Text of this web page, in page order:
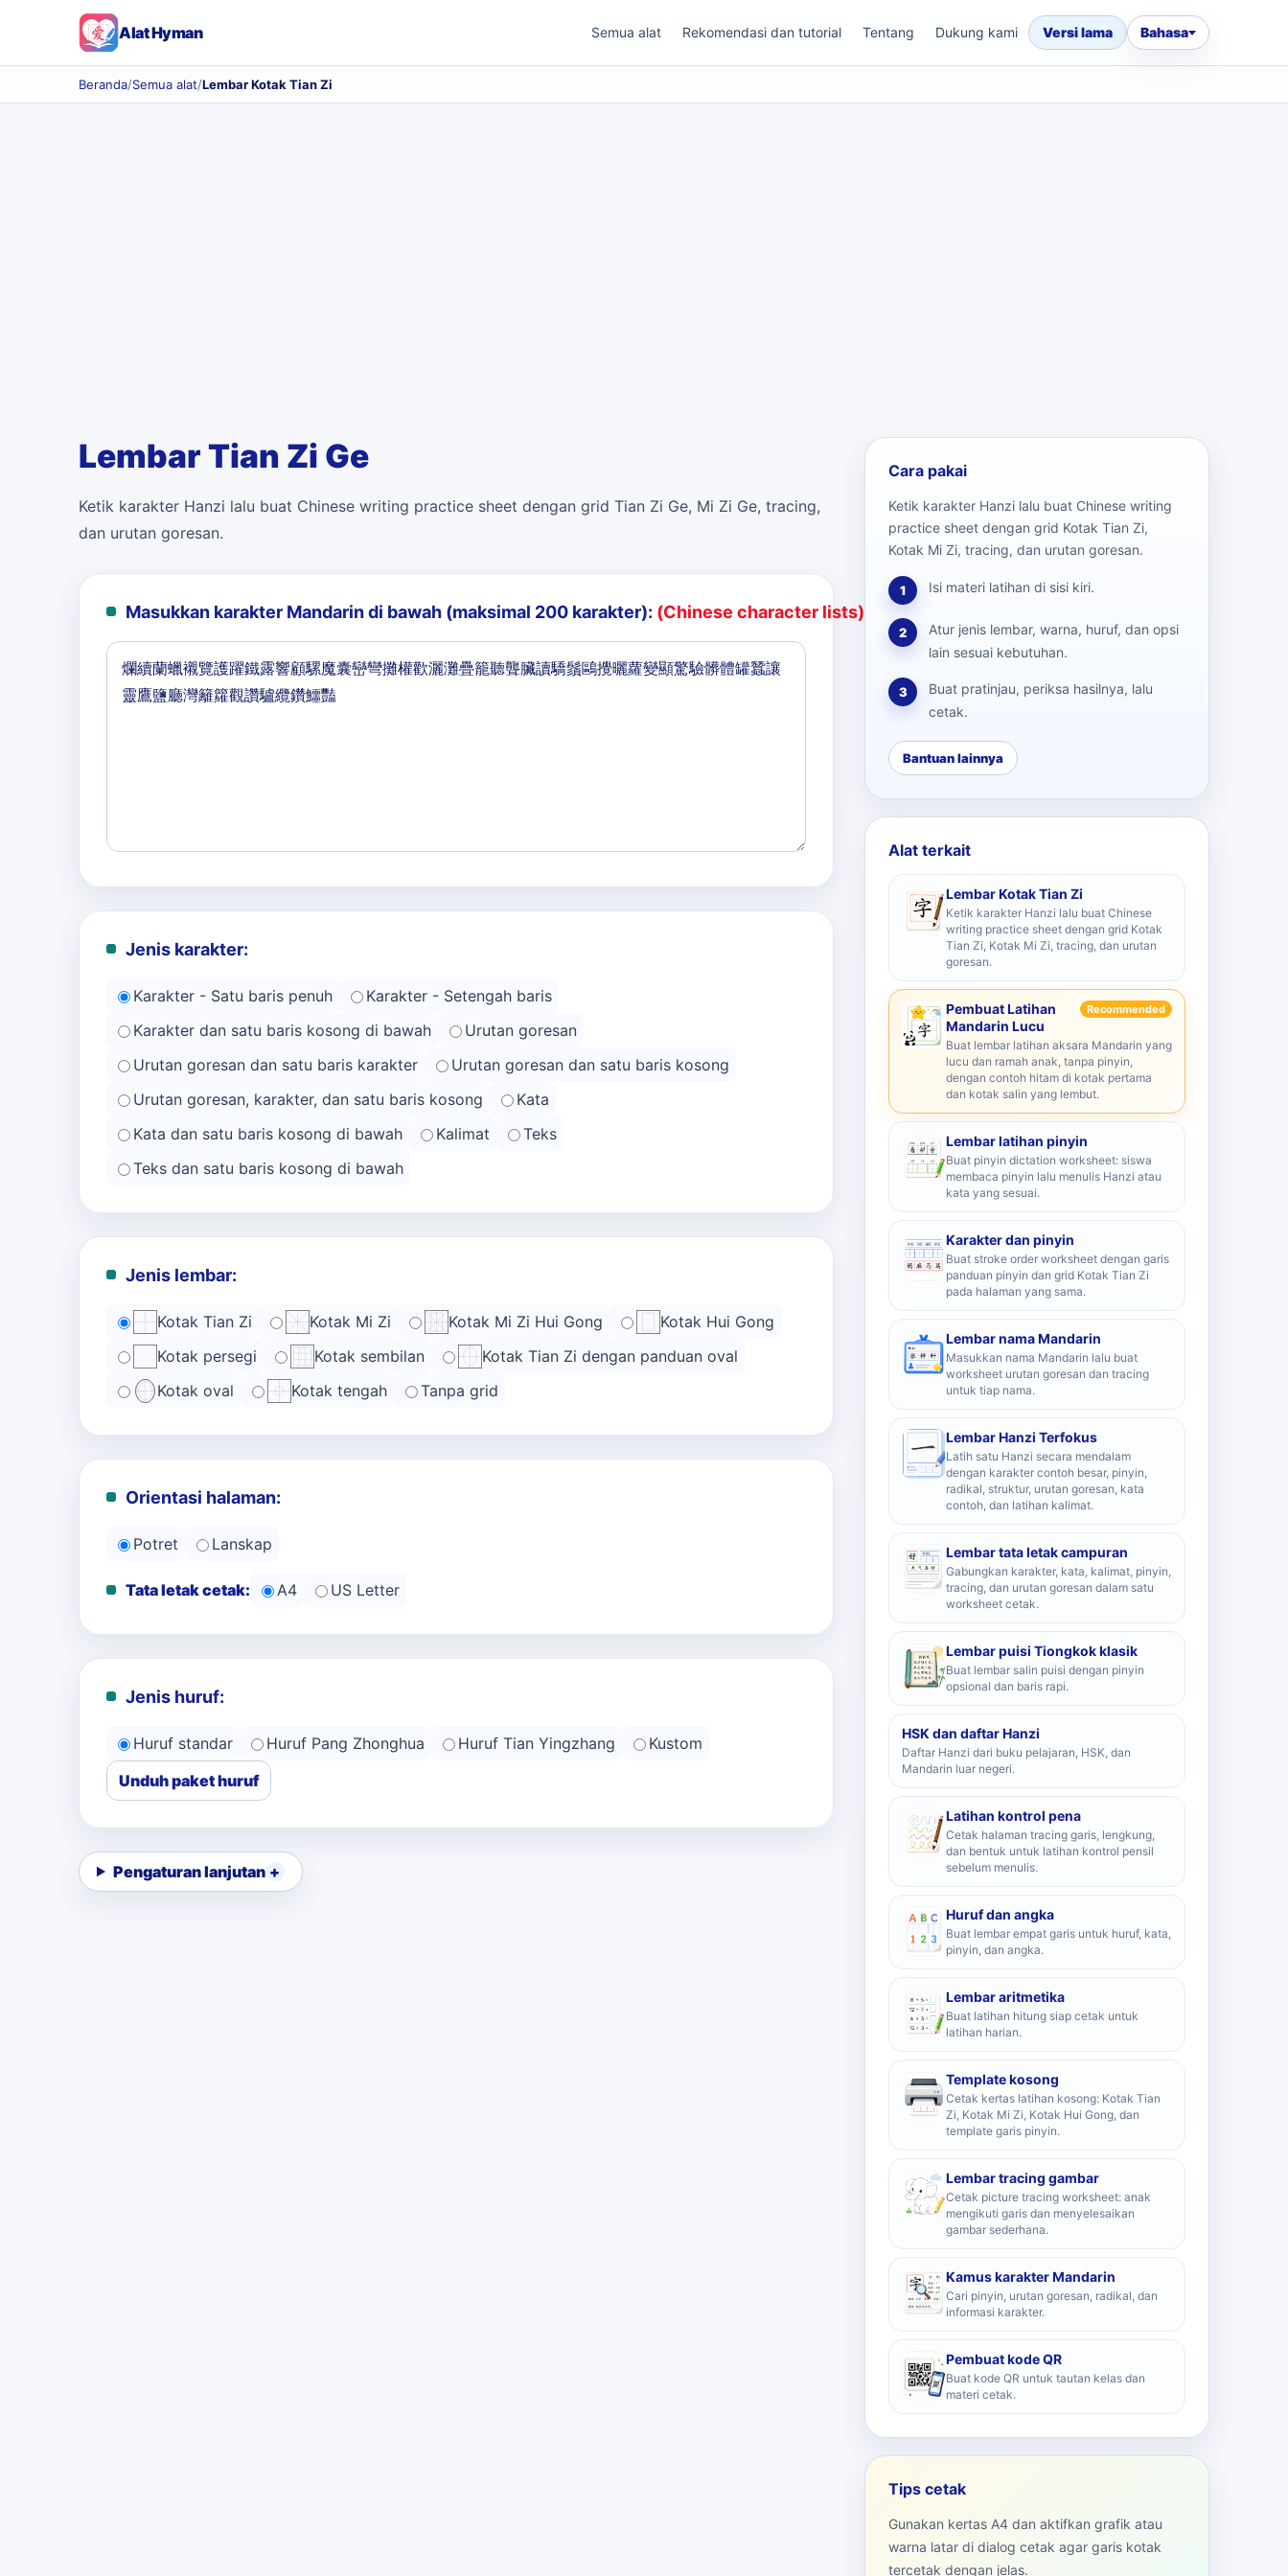
Alat Hyman Semua alat Rekomendasi dan tutorial Tentang Dukung kami Versi lama Bahasa
Beranda/Semua alat/Lembar Kotak Tian Zi
Lembar Tian Zi Ge
Ketik karakter Hanzi lalu buat Chinese writing practice sheet dengan grid Tian Zi Ge, Mi Zi Ge, tracing,
dan urutan goresan.
Masukkan karakter Mandarin di bawah (maksimal 200 karakter): (Chinese character lists)
Jenis karakter:
Karakter - Satu baris penuh
Karakter - Setengah baris
Karakter dan satu baris kosong di bawah
Urutan goresan
Urutan goresan dan satu baris karakter
Urutan goresan dan satu baris kosong
Urutan goresan, karakter, dan satu baris kosong
Kata
Kata dan satu baris kosong di bawah
Kalimat
Teks
Teks dan satu baris kosong di bawah
Jenis lembar:
Kotak Tian Zi Kotak Mi Zi Kotak Mi Zi Hui Gong
Kotak Hui Gong
Kotak persegi
Kotak sembilan
Kotak Tian Zi dengan panduan oval
Kotak oval
Kotak tengah Tanpa grid
Orientasi halaman:
Potret Lanskap
Tata letak cetak: A4 US Letter
Jenis huruf:
Huruf standar Huruf Pang Zhonghua Huruf Tian Yingzhang
Kustom
Unduh paket huruf
Pengaturan lanjutan
Cara pakai
Ketik karakter Hanzi lalu buat Chinese writing
practice sheet dengan grid Kotak Tian Zi,
Kotak Mi Zi, tracing, dan urutan goresan.
1 Isi materi latihan di sisi kiri.
2
Atur jenis lembar, warna, huruf, dan opsi
lain sesuai kebutuhan.
3
Buat pratinjau, periksa hasilnya, lalu
cetak.
Bantuan lainnya
Alat terkait
Lembar Kotak Tian Zi
Ketik karakter Hanzi lalu buat Chinese
writing practice sheet dengan grid Kotak
Tian Zi, Kotak Mi Zi, tracing, dan urutan
goresan.
Pembuat Latihan
Mandarin Lucu
Recommended
Buat lembar latihan aksara Mandarin yang
lucu dan ramah anak, tanpa pinyin,
dengan contoh hitam di kotak pertama
dan kotak salin yang lembut.
Lembar latihan pinyin
Buat pinyin dictation worksheet: siswa
membaca pinyin lalu menulis Hanzi atau
kata yang sesuai.
Karakter dan pinyin
Buat stroke order worksheet dengan garis
panduan pinyin dan grid Kotak Tian Zi
pada halaman yang sama.
Lembar nama Mandarin
Masukkan nama Mandarin lalu buat
worksheet urutan goresan dan tracing
untuk tiap nama.
Lembar Hanzi Terfokus
Latih satu Hanzi secara mendalam
dengan karakter contoh besar, pinyin,
radikal, struktur, urutan goresan, kata
contoh, dan latihan kalimat.
Lembar tata letak campuran
Gabungkan karakter, kata, kalimat, pinyin,
tracing, dan urutan goresan dalam satu
worksheet cetak.
Lembar puisi Tiongkok klasik
Buat lembar salin puisi dengan pinyin
opsional dan baris rapi.
HSK dan daftar Hanzi
Daftar Hanzi dari buku pelajaran, HSK, dan
Mandarin luar negeri.
Latihan kontrol pena
Cetak halaman tracing garis, lengkung,
dan bentuk untuk latihan kontrol pensil
sebelum menulis.
Huruf dan angka
Buat lembar empat garis untuk huruf, kata,
pinyin, dan angka.
Lembar aritmetika
Buat latihan hitung siap cetak untuk
latihan harian.
Template kosong
Cetak kertas latihan kosong: Kotak Tian
Zi, Kotak Mi Zi, Kotak Hui Gong, dan
template garis pinyin.
Lembar tracing gambar
Cetak picture tracing worksheet: anak
mengikuti garis dan menyelesaikan
gambar sederhana.
Kamus karakter Mandarin
Cari pinyin, urutan goresan, radikal, dan
informasi karakter.
Pembuat kode QR
Buat kode QR untuk tautan kelas dan
materi cetak.
Tips cetak
Gunakan kertas A4 dan aktifkan grafik atau
warna latar di dialog cetak agar garis kotak
tercetak dengan jelas.